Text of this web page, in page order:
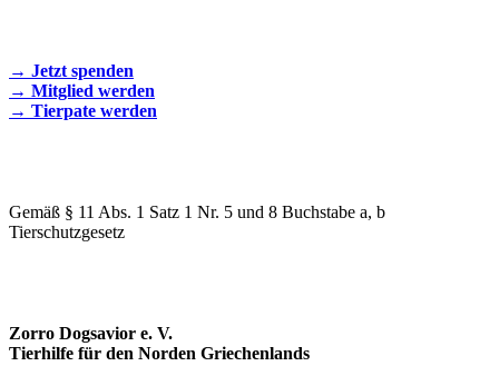
→ Jetzt spenden
→ Mitglied werden
→ Tierpate werden
Gemäß § 11 Abs. 1 Satz 1 Nr. 5 und 8 Buchstabe a, b
Tierschutzgesetz
Zorro Dogsavior e. V.
Tierhilfe für den Norden Griechenlands